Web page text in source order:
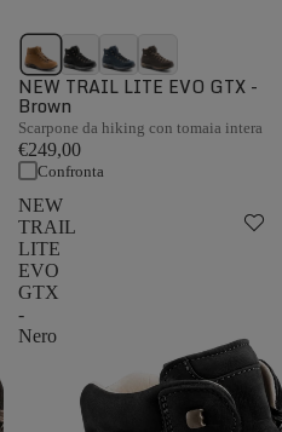
NEW TRAIL LITE EVO GTX -
Brown
Scarpone da hiking con tomaia intera
€249,00
Confronta
NEW
TRAIL
LITE
EVO
GTX
-
Nero